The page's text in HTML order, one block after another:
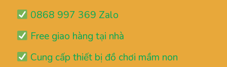
0868 997 369 Zalo
Free giao hàng tại nhà
Cung cấp thiết bị đồ chơi mầm non